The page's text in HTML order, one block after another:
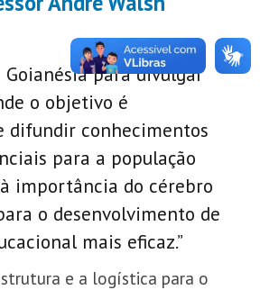
Goianésia para divulgar
o objetivo é
difundir conhecimentos
para a população
importância do cérebro
o desenvolvimento de
mais eficaz.”
e a logística para o